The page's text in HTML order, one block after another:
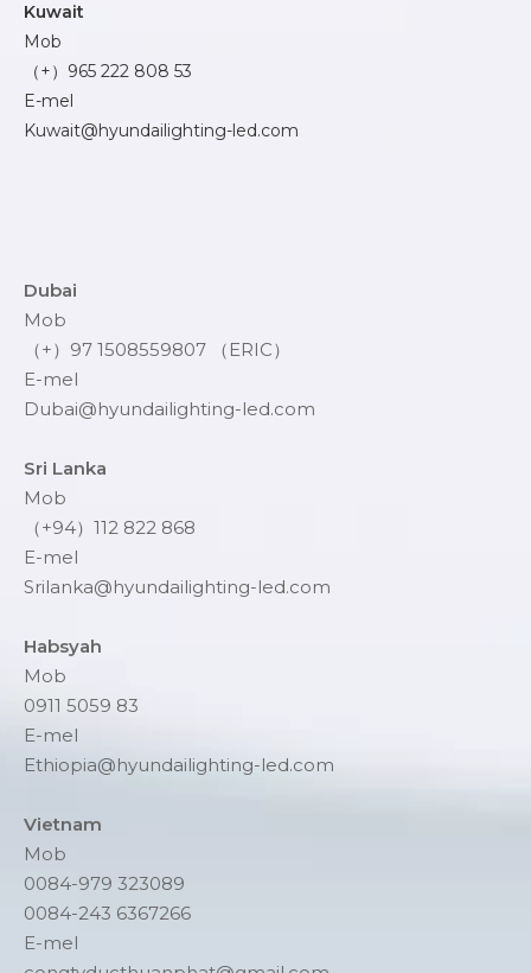
Kuwait
Mob
（+）965 222 808 53
E-mel
Kuwait@hyundailighting-led.com
Dubai
Mob
（+）97 1508559807 （ERIC）
E-mel
Dubai@hyundailighting-led.com
Sri Lanka
Mob
（+94）112 822 868
E-mel
Srilanka@hyundailighting-led.com
Habsyah
Mob
0911 5059 83
E-mel
Ethiopia@hyundailighting-led.com
Vietnam
Mob
0084-979 323089
0084-243 6367266
E-mel